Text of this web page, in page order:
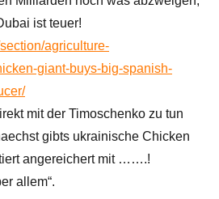
ist teuer!
agriculture-
giant-buys-big-spanish-
mit der Timoschenko zu tun
gibts ukrainische Chicken
angereichert mit …….!
allem“.